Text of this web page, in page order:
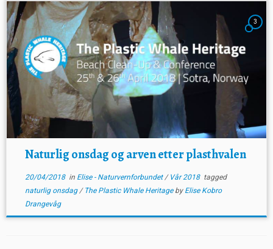
3
Naturlig onsdag og arven etter plasthvalen
20/04/2018in Elise - Naturvernforbundet/ Vår 2018 tagged
naturlig onsdag/ The Plastic Whale Heritage by Elise Kobro
Drangevåg